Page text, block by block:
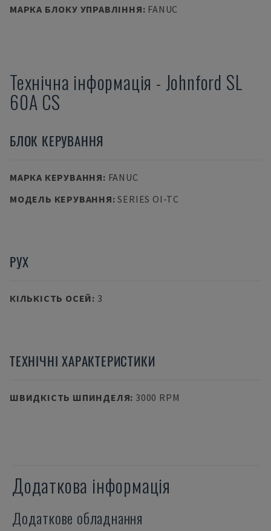
МАРКА БЛОКУ УПРАВЛІННЯ: FANUC
Технічна інформація - Johnford SL
60A CS
БЛОК КЕРУВАННЯ
МАРКА КЕРУВАННЯ: FANUC
МОДЕЛЬ КЕРУВАННЯ:SERIES OI-TC
РУХ
КІЛЬКІСТЬ ОСЕЙ: 3
ТЕХНІЧНІ ХАРАКТЕРИСТИКИ
ШВИДКІСТЬ ШПИНДЕЛЯ: 3000 RPM
Додаткова інформація
Додаткове обладнання